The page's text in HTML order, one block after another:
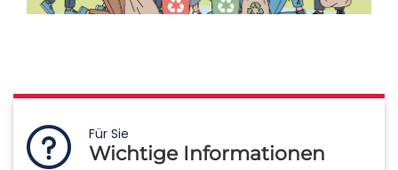
Für Sie
Wichtige Informationen